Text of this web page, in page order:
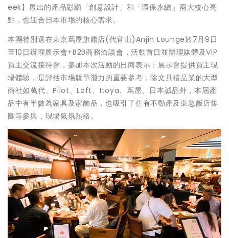
eek】展出的產品彰顯「創意設計」和「環保永續」兩大核心亮
點，也迎合日本市場的核心需求。
本團特別選在東京蔦屋旗艦店(代官山)Anjin Lounge於7月9日
至10日辦理展示會+B2B商務洽談會，活動首日並辦理媒體及VIP
買主交流接待會，參加本次活動的日商表示：展示會提供買主現
場體驗，是評估市場競爭潛力的重要參考；除文具禮品業的大型
商社如萬代、Pilot、Loft、Itoya、蔦屋、日本誠品外，本屆產
品中有半數為家具及家飾品，也吸引了住有不動產及東急飯店集
團等參與，現場氣氛熱絡。